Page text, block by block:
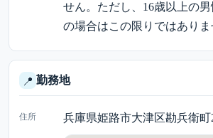
せん。ただし、16歳以上の
の場合はこの限りではありま
📍 勤務地
住所 兵庫県姫路市大津区勘兵衛町